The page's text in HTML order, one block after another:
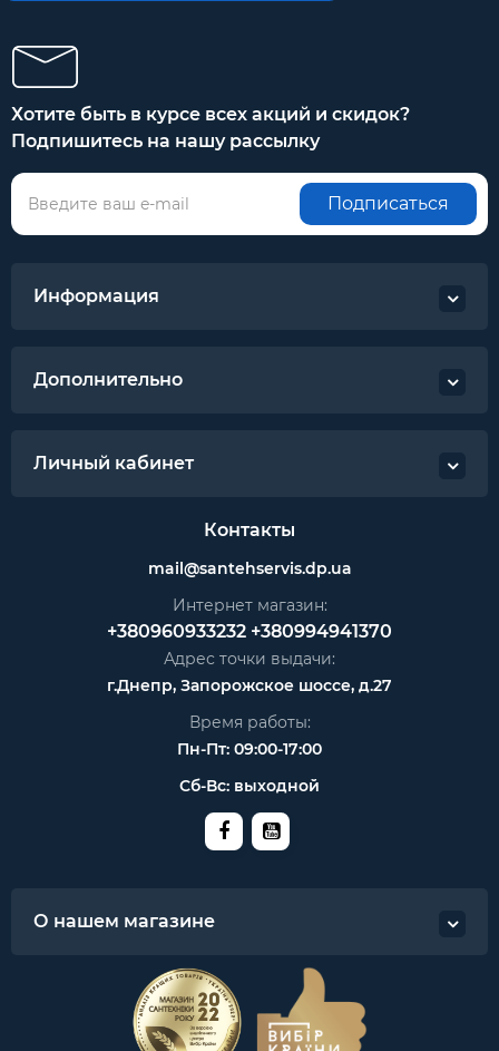
Хотите быть в курсе всех акций и скидок?
Подпишитесь на нашу рассылку
Подписаться
Информация
Дополнительно
Личный кабинет
Контакты
mail@santehservis.dp.ua
Интернет магазин:
+380960933232 +380994941370
Адрес точки выдачи:
г.Днепр, Запорожское шоссе, д.27
Время работы:
Пн-Пт: 09:00-17:00
Сб-Вс: выходной
О нашем магазине